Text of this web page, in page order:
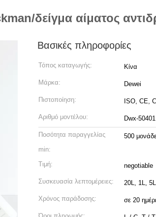
δείγμα αίματος
Βασικές πληροφορίες
Τόπος καταγωγής: Κίνα
Μάρκα: Dewei
Πιστοποίηση: ISO, CE,
Αριθμό μοντέλου: Dwx-50401
Ποσότητα παραγγελίας
min:
500
Τιμή: negotiable
Συσκευασία λεπτομέρειες: 20L, 1L,
Χρόνος παράδοσης: σε 20